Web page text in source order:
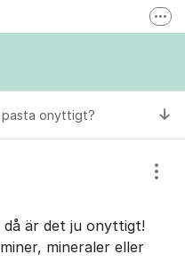
Följ @zeta
Personuppgiftspolicy
pasta onyttigt?
då är det ju onyttigt!
mineraler eller